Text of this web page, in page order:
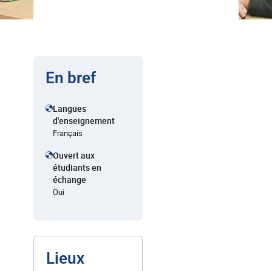
En bref
Langues
d'enseignement
Français
Ouvert aux
étudiants en
échange
Oui
Lieux